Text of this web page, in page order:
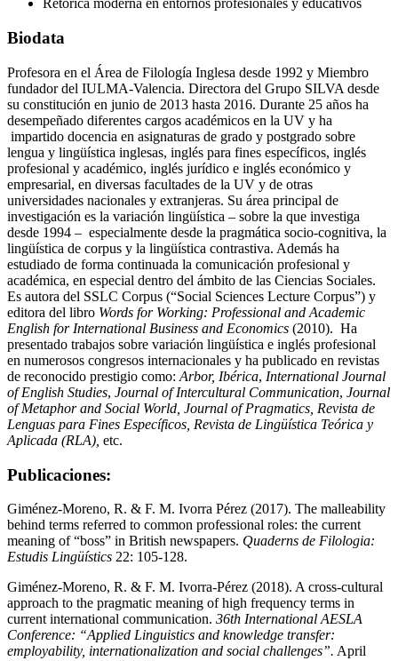
Retórica moderna en entornos profesionales y educativos
Biodata
Profesora en el Área de Filología Inglesa desde 1992 y Miembro
fundador del IULMA-Valencia. Directora del Grupo SILVA desde
su constitución en junio de 2013 hasta 2016. Durante 25 años ha
desempeñado diferentes cargos académicos en la UV y ha
impartido docencia en asignaturas de grado y postgrado sobre
lengua y lingüística inglesas, inglés para fines específicos, inglés
profesional y académico, inglés jurídico e inglés económico y
empresarial, en diversas facultades de la UV y de otras
universidades nacionales y extranjeras. Su área principal de
investigación es la variación lingüística – sobre la que investiga
desde 1994 – especialmente desde la pragmática socio-cognitiva, la
lingüística de corpus y la lingüística contrastiva. Además ha
estudiado de forma continuada la comunicación profesional y
académica, en especial dentro del ámbito de las Ciencias Sociales.
Es autora del SSLC Corpus (“Social Sciences Lecture Corpus”) y
editora del libro Words for Working: Professional and Academic
English for International Business and Economics (2010). Ha
presentado trabajos sobre variación lingüística e inglés profesional
en numerosos congresos internacionales y ha publicado en revistas
de reconocido prestigio como: Arbor, Ibérica, International Journal
of English Studies, Journal of Intercultural Communication, Journal
of Metaphor and Social World, Journal of Pragmatics, Revista de
Lenguas para Fines Específicos, Revista de Lingüística Teórica y
Aplicada (RLA), etc.
Publicaciones:
Giménez-Moreno, R. & F. M. Ivorra Pérez (2017). The malleability
behind terms referred to common professional roles: the current
meaning of “boss” in British newspapers. Quaderns de Filologia:
Estudis Lingüístics 22: 105-128.
Giménez-Moreno, R. & F. M. Ivorra-Pérez (2018). A cross-cultural
approach to the pragmatic meaning of high frequency terms in
current international communication. 36th International AESLA
Conference: “Applied Linguistics and knowledge transfer:
employability, internationalization and social challenges”. April